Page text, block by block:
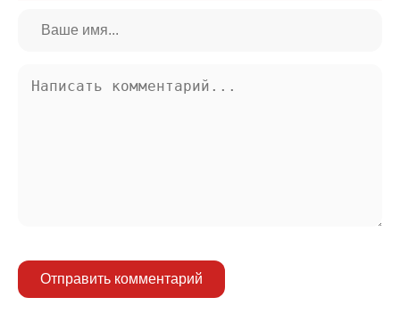
Отправить комментарий